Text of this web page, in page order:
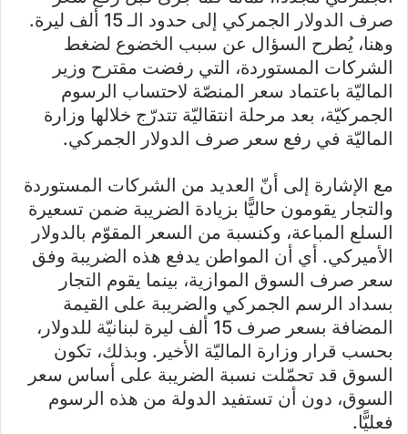
صرف الدولار الجمركي إلى حدود الـ 15 ألف ليرة.
وهنا، يُطرح السؤال عن سبب الخضوع لضغط
الشركات المستوردة، التي رفضت مقترح وزير
الماليّة باعتماد سعر المنصّة لاحتساب الرسوم
الجمركيّة، بعد مرحلة انتقاليّة تتدرّج خلالها وزارة
الماليّة في رفع سعر صرف الدولار الجمركي.
مع الإشارة إلى أنّ العديد من الشركات المستوردة
والتجار يقومون حاليًّا بزيادة الضريبة ضمن تسعيرة
السلع المباعة، وكنسبة من السعر المقوّم بالدولار
الأميركي. أي أن المواطن يدفع هذه الضريبة وفق
سعر صرف السوق الموازية، بينما يقوم التجار
بسداد الرسم الجمركي والضريبة على القيمة
المضافة بسعر صرف 15 ألف ليرة لبنانيّة للدولار،
بحسب قرار وزارة الماليّة الأخير. وبذلك، تكون
السوق قد تحمّلت نسبة الضريبة على أساس سعر
السوق، دون أن تستفيد الدولة من هذه الرسوم
فعليًّا.